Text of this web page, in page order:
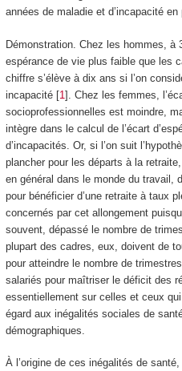
années de maladie et d’incapacité en
Démonstration. Chez les hommes, à
espérance de vie plus faible que les
chiffre s’élève à dix ans si l’on
incapacité[1 ] . Chez les femmes,
socioprofessionnelles est moindre,
intègre dans le calcul de l’écart
d’incapacités. Or, si l’on suit
plancher pour les départs à la
en général dans le monde du travail,
pour bénéficier d’une retraite à taux
concernés par cet allongement
souvent, dépassé le nombre de
plupart des cadres, eux, doivent de
pour atteindre le nombre de
salariés pour maîtriser le déficit des
essentiellement sur celles et ceux
égard aux inégalités sociales de
démographiques.
À l’origine de ces inégalités de